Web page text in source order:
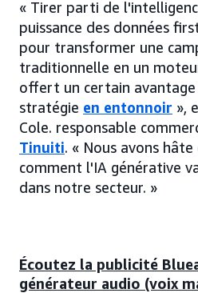
« Tirer parti de
puissance des données
pour transformer une
traditionnelle en un
offert un certain
stratégie en entonnoir »,
Cole. responsable
Tinuiti. « Nous avons
comment l'IA générative
dans notre secteur. »
Écoutez la publicité
générateur audio (voix